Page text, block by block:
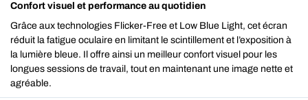
Confort visuel et performance au quotidien
Grâce aux technologies Flicker-Free et Low Blue Light, cet écran
réduit la fatigue oculaire en limitant le scintillement et l’exposition à
la lumière bleue. Il offre ainsi un meilleur confort visuel pour les
longues sessions de travail, tout en maintenant une image nette et
agréable.